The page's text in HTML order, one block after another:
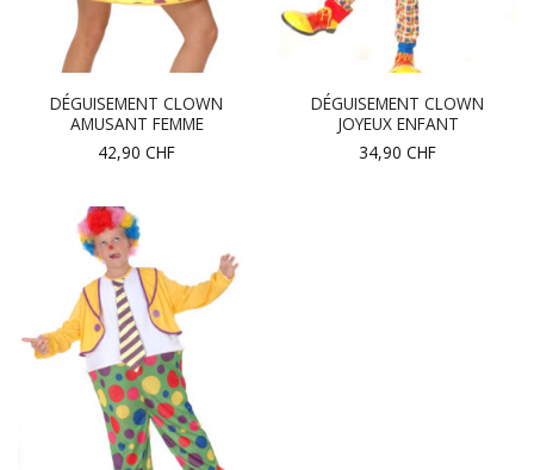
DÉGUISEMENT CLOWN
AMUSANT FEMME
42,90 CHF
DÉGUISEMENT CLOWN
JOYEUX ENFANT
34,90 CHF